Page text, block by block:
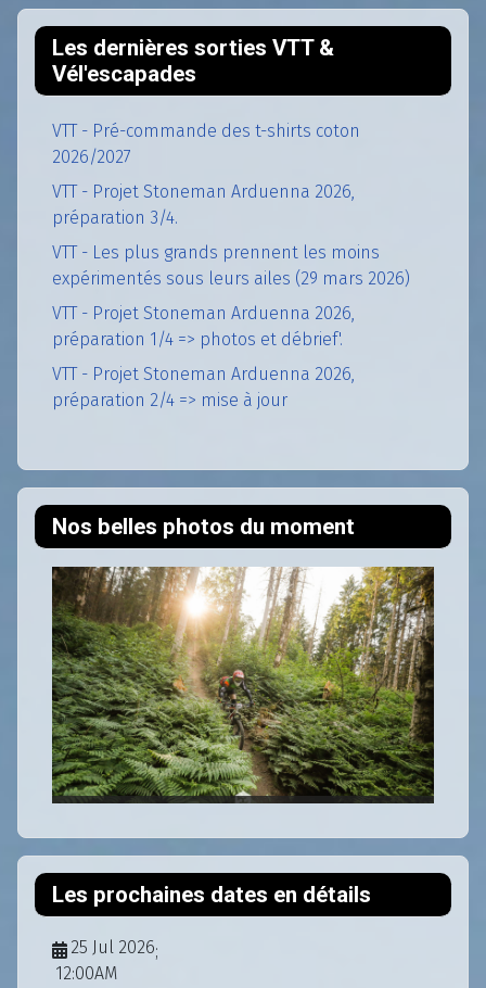
Les dernières sorties VTT &
Vél'escapades
VTT - Pré-commande des t-shirts coton
2026/2027
VTT - Projet Stoneman Arduenna 2026,
préparation 3/4.
VTT - Les plus grands prennent les moins
expérimentés sous leurs ailes (29 mars 2026)
VTT - Projet Stoneman Arduenna 2026,
préparation 1/4 => photos et débrief'.
VTT - Projet Stoneman Arduenna 2026,
préparation 2/4 => mise à jour
Nos belles photos du moment
Les prochaines dates en détails
25 Jul 2026;
12:00AM